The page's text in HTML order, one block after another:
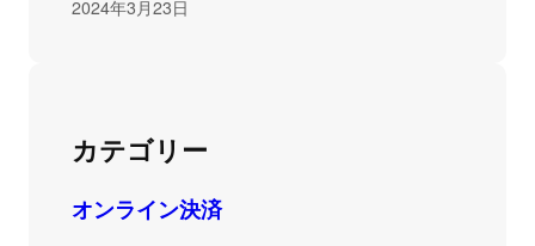
2024年3月23日
カテゴリー
オンライン決済